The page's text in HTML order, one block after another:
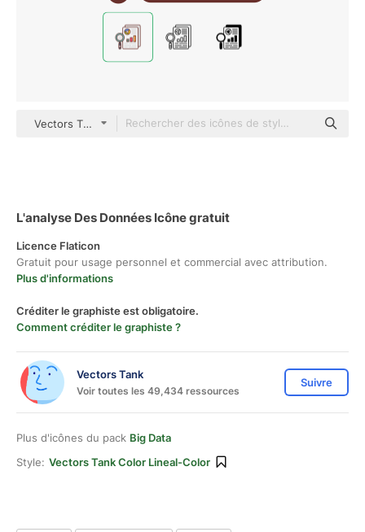
Vectors Tank color lineal-color
L'analyse Des Données Icône gratuit
Licence Flaticon
Gratuit pour usage personnel et commercial avec attribution.
Plus d'informations
Créditer le graphiste est obligatoire.
Comment créditer le graphiste ?
Vectors Tank
Voir toutes les 49,434 ressources
Suivre
Plus d'icônes du pack Big Data
Style: Vectors Tank Color Lineal-Color